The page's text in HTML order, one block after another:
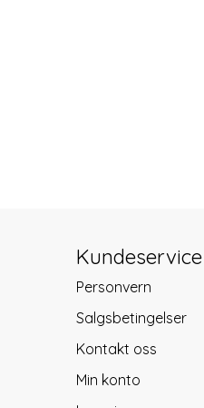
Kundeservice
Personvern
Salgsbetingelser
Kontakt oss
Min konto